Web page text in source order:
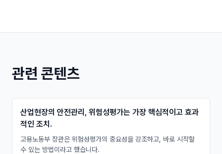
관련 콘텐츠
산업현장의 안전관리, 위험성평가는 가장 핵심적이고 효과
적인 조치.
고용노동부 장관은 위험성평가의 중요성을 강조하고, 바로 시작할
수 있는 방법이라고 했습니다.